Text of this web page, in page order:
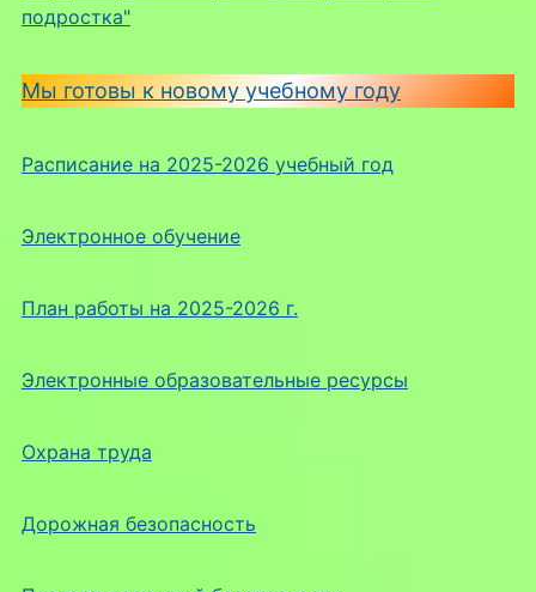
подростка"
Мы готовы к новому учебному году
Расписание на 2025-2026 учебный год
Электронное обучение
План работы на 2025-2026 г.
Электронные образовательные ресурсы
Охрана труда
Дорожная безопасность